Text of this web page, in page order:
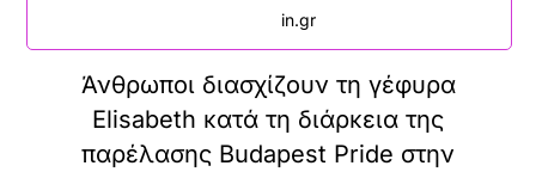
in.gr
Άνθρωποι διασχίζουν τη γέφυρα
Elisabeth κατά τη διάρκεια της
παρέλασης Budapest Pride στην